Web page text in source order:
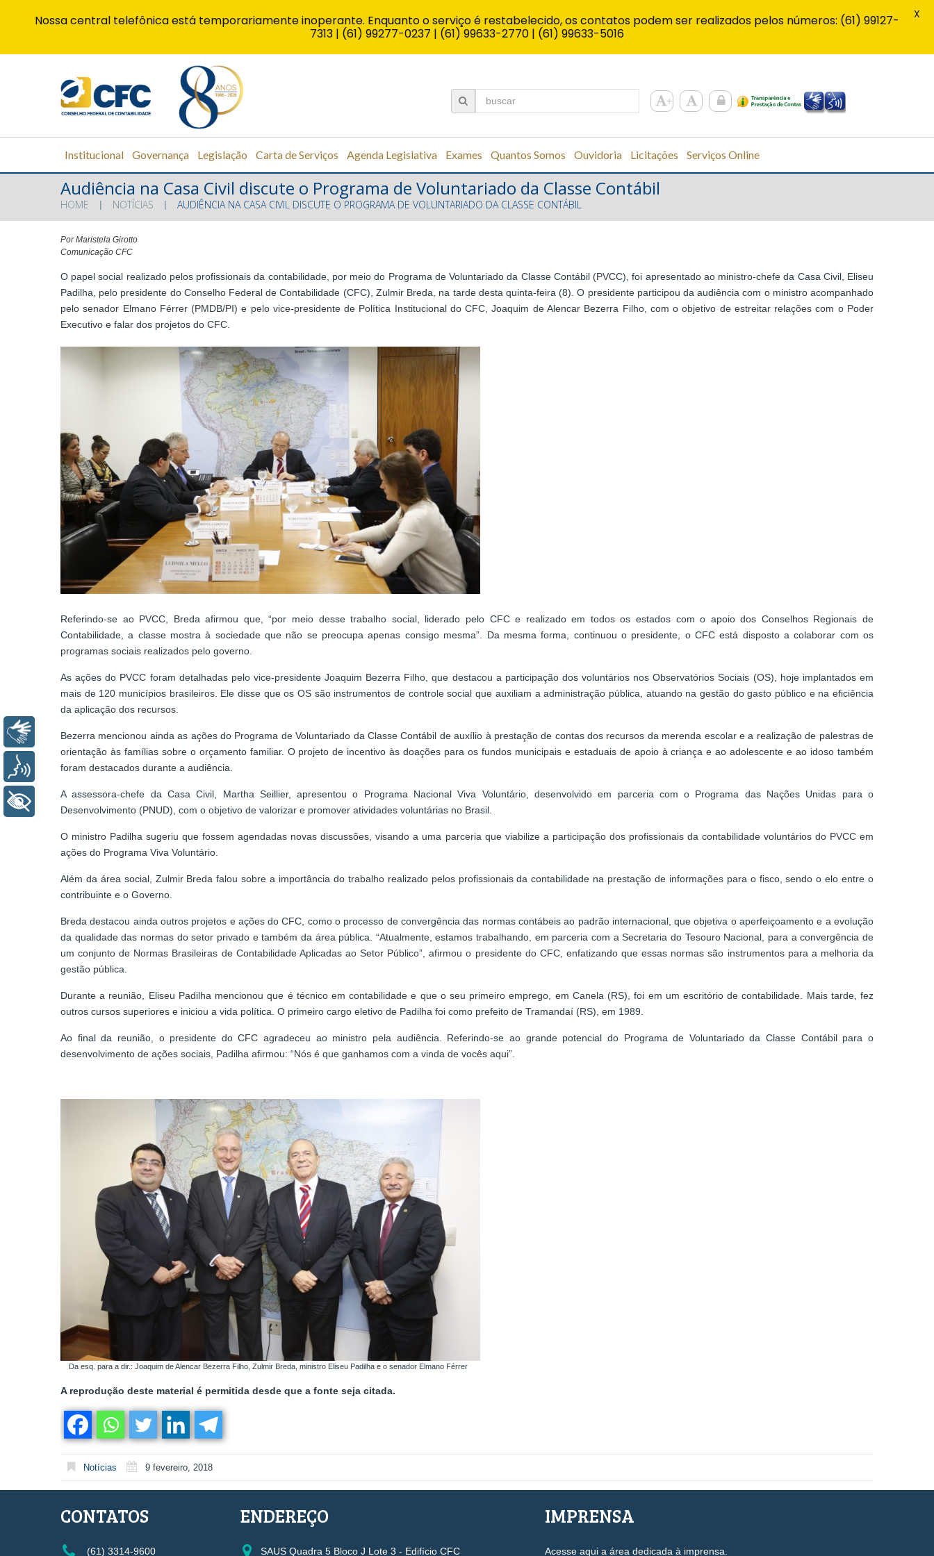
Institucional Governança Legislação Carta de Serviços Agenda Legislativa Exames Quantos Somos Ouvidoria Licitações Serviços Online
Audiência na Casa Civil discute o Programa de Voluntariado da Classe Contábil
HOME NOTÍCIAS AUDIÊNCIA NA CASA CIVIL DISCUTE O PROGRAMA DE VOLUNTARIADO DA CLASSE CONTÁBIL
Por Maristela Girotto
Comunicação CFC
O papel social realizado pelos profissionais da contabilidade, por meio do Programa de Voluntariado da Classe Contábil (PVCC), foi apresentado ao ministro-chefe da Casa Civil, Eliseu
Padilha, pelo presidente do Conselho Federal de Contabilidade (CFC), Zulmir Breda, na tarde desta quinta-feira (8). O presidente participou da audiência com o ministro acompanhado
pelo senador Elmano Férrer (PMDB/PI) e pelo vice-presidente de Política Institucional do CFC, Joaquim de Alencar Bezerra Filho, com o objetivo de estreitar relações com o Poder
Executivo e falar dos projetos do CFC.
Referindo-se ao PVCC, Breda afirmou que, “por meio desse trabalho social, liderado pelo CFC e realizado em todos os estados com o apoio dos Conselhos Regionais de
Contabilidade, a classe mostra à sociedade que não se preocupa apenas consigo mesma”. Da mesma forma, continuou o presidente, o CFC está disposto a colaborar com os
programas sociais realizados pelo governo.
As ações do PVCC foram detalhadas pelo vice-presidente Joaquim Bezerra Filho, que destacou a participação dos voluntários nos Observatórios Sociais (OS), hoje implantados em
mais de 120 municípios brasileiros. Ele disse que os OS são instrumentos de controle social que auxiliam a administração pública, atuando na gestão do gasto público e na eficiência
da aplicação dos recursos.
Bezerra mencionou ainda as ações do Programa de Voluntariado da Classe Contábil de auxílio à prestação de contas dos recursos da merenda escolar e a realização de palestras de
orientação às famílias sobre o orçamento familiar. O projeto de incentivo às doações para os fundos municipais e estaduais de apoio à criança e ao adolescente e ao idoso também
foram destacados durante a audiência.
A assessora-chefe da Casa Civil, Martha Seillier, apresentou o Programa Nacional Viva Voluntário, desenvolvido em parceria com o Programa das Nações Unidas para o
Desenvolvimento (PNUD), com o objetivo de valorizar e promover atividades voluntárias no Brasil.
O ministro Padilha sugeriu que fossem agendadas novas discussões, visando a uma parceria que viabilize a participação dos profissionais da contabilidade voluntários do PVCC em
ações do Programa Viva Voluntário.
Além da área social, Zulmir Breda falou sobre a importância do trabalho realizado pelos profissionais da contabilidade na prestação de informações para o fisco, sendo o elo entre o
contribuinte e o Governo.
Breda destacou ainda outros projetos e ações do CFC, como o processo de convergência das normas contábeis ao padrão internacional, que objetiva o aperfeiçoamento e a evolução
da qualidade das normas do setor privado e também da área pública. “Atualmente, estamos trabalhando, em parceria com a Secretaria do Tesouro Nacional, para a convergência de
um conjunto de Normas Brasileiras de Contabilidade Aplicadas ao Setor Público”, afirmou o presidente do CFC, enfatizando que essas normas são instrumentos para a melhoria da
gestão pública.
Durante a reunião, Eliseu Padilha mencionou que é técnico em contabilidade e que o seu primeiro emprego, em Canela (RS), foi em um escritório de contabilidade. Mais tarde, fez
outros cursos superiores e iniciou a vida política. O primeiro cargo eletivo de Padilha foi como prefeito de Tramandaí (RS), em 1989.
Ao final da reunião, o presidente do CFC agradeceu ao ministro pela audiência. Referindo-se ao grande potencial do Programa de Voluntariado da Classe Contábil para o
desenvolvimento de ações sociais, Padilha afirmou: “Nós é que ganhamos com a vinda de vocês aqui”.
Da esq. para a dir.: Joaquim de Alencar Bezerra Filho, Zulmir Breda, ministro Eliseu Padilha e o senador Elmano Férrer
A reprodução deste material é permitida desde que a fonte seja citada.
Notícias 9 fevereiro, 2018
CONTATOS
(61) 3314-9600
ENDEREÇO
SAUS Quadra 5 Bloco J Lote 3 - Edifício CFC
IMPRENSA
Acesse aqui a área dedicada à imprensa.
Nossa central telefônica está temporariamente inoperante. Enquanto o serviço é restabelecido, os contatos podem ser realizados pelos números: (61) 99127-
7313 | (61) 99277-0237 | (61) 99633-2770 | (61) 99633-5016
X
Libras
Voz
+ Acessibilidade